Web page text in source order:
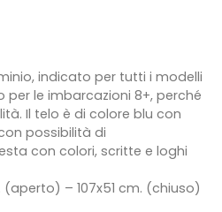
indicato per tutti i modelli
le imbarcazioni 8+, perché
Il telo è di colore blu con
con possibilità di
con colori, scritte e loghi
– 107x51 cm. (chiuso)